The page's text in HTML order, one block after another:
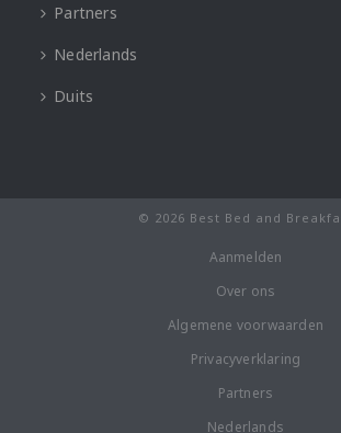
Partners
Nederlands
Duits
© 2026 Best Bed and
Aanmelden
Over ons
Algemene voorwaarden
Privacyverklaring
Partners
Nederlands